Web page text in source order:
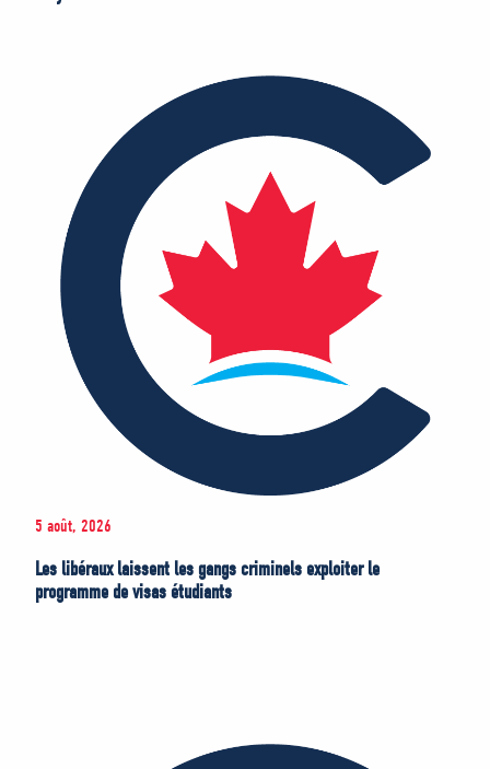
5 août, 2026
Les libéraux laissent les gangs criminels exploiter le
programme de visas étudiants